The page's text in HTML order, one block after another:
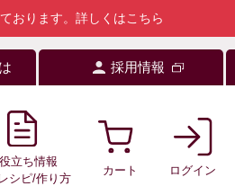
おります。 詳しくはこちら
採用情報
立ち情報
シピ/作り方
カート ログイン